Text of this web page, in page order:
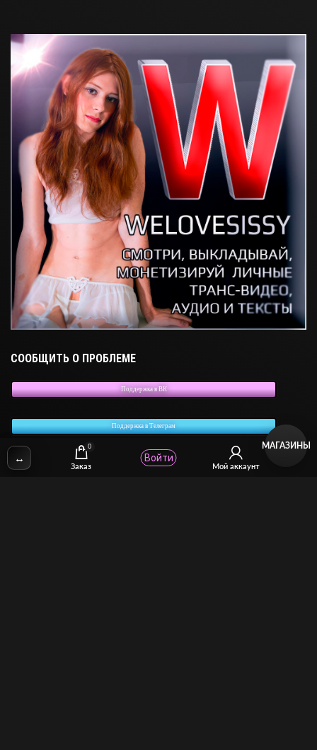
СООБЩИТЬ О ПРОБЛЕМЕ
Поддержка в ВК
Поддержка в Телеграм
✉Email: stcomhelp@gmail.com
↔
0
Заказ Мой аккаунт
Войти
МАГАЗИНЫ